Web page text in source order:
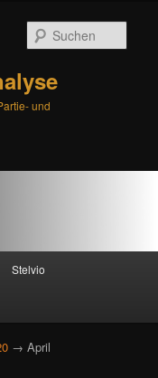
und
Stelvio
→ April